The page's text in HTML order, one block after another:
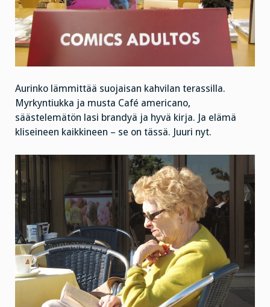
Aurinko lämmittää suojaisan kahvilan terassilla.
Myrkyntiukka ja musta Café americano,
säästelemätön lasi brandyä ja hyvä kirja. Ja elämä
kliseineen kaikkineen – se on tässä. Juuri nyt.